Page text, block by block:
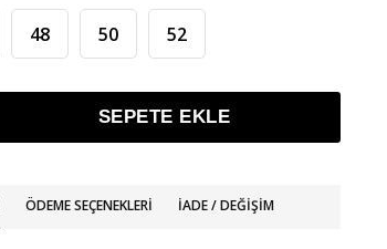
48 50 52
ÖDEME SEÇENEKLERI İADE / DEĞIŞIM